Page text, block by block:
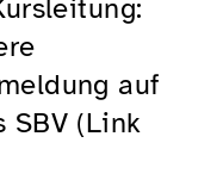
auf
SBV (Link